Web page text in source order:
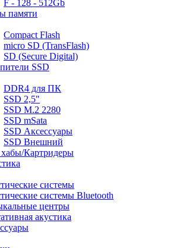
F - 128 - 512Gb
памяти
Compact Flash
micro SD (TransFlash)
SD (Secure Digital)
SSD
DDR4 для ПК
SSD 2,5"
SSD M.2 2280
SSD mSata
SSD Аксессуары
SSD Внешний
Картридеры
системы
системы Bluetooth
центры
акустика